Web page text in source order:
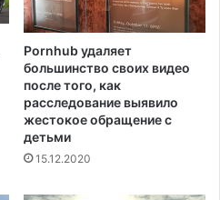
Pornhub удаляет
большинство своих видео
после того, как
расследование выявило
жестокое обращение с
детьми
15.12.2020